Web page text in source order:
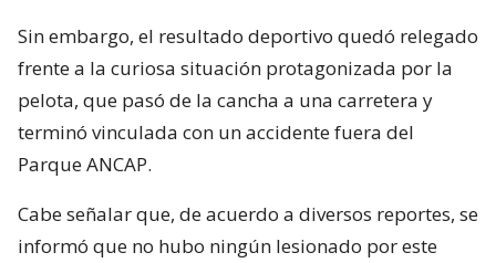
Sin embargo, el resultado deportivo quedó relegado
frente a la curiosa situación protagonizada por la
pelota, que pasó de la cancha a una carretera y
terminó vinculada con un accidente fuera del
Parque ANCAP.
Cabe señalar que, de acuerdo a diversos reportes, se
informó que no hubo ningún lesionado por este